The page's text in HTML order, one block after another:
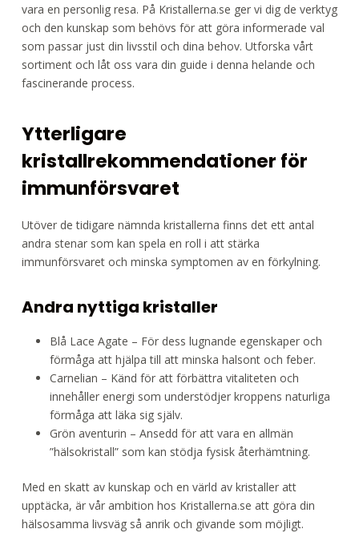
vara en personlig resa. På Kristallerna.se ger vi dig de verktyg
och den kunskap som behövs för att göra informerade val
som passar just din livsstil och dina behov. Utforska vårt
sortiment och låt oss vara din guide i denna helande och
fascinerande process.
Ytterligare
kristallrekommendationer för
immunförsvaret
Utöver de tidigare nämnda kristallerna finns det ett antal
andra stenar som kan spela en roll i att stärka
immunförsvaret och minska symptomen av en förkylning.
Andra nyttiga kristaller
Blå Lace Agate – För dess lugnande egenskaper och
förmåga att hjälpa till att minska halsont och feber.
Carnelian – Känd för att förbättra vitaliteten och
innehåller energi som understödjer kroppens naturliga
förmåga att läka sig själv.
Grön aventurin – Ansedd för att vara en allmän
”hälsokristall” som kan stödja fysisk återhämtning.
Med en skatt av kunskap och en värld av kristaller att
upptäcka, är vår ambition hos Kristallerna.se att göra din
hälsosamma livsväg så anrik och givande som möjligt.